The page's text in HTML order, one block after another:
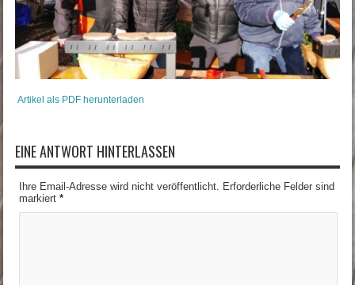
Artikel als PDF herunterladen
EINE ANTWORT HINTERLASSEN
Ihre Email-Adresse wird nicht veröffentlicht. Erforderliche Felder sind
markiert *